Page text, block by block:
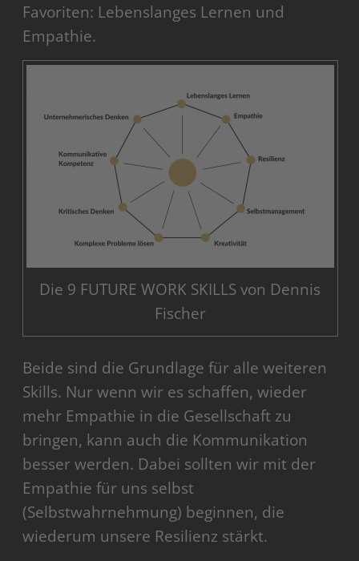
Favoriten: Lebenslanges Lernen und
Empathie.
Die 9 FUTURE WORK SKILLS von Dennis
Fischer
Beide sind die Grundlage für alle weiteren
Skills. Nur wenn wir es schaffen, wieder
mehr Empathie in die Gesellschaft zu
bringen, kann auch die Kommunikation
besser werden. Dabei sollten wir mit der
Empathie für uns selbst
(Selbstwahrnehmung) beginnen, die
wiederum unsere Resilienz stärkt.